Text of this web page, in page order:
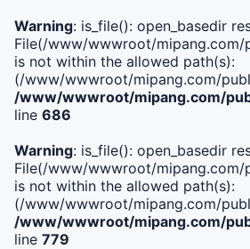
Warning: is_file(): open_basedir
File(/www/wwwroot/
is not within the allowed path(s):
(/www/wwwroot/mipang.com/
/www/wwwroot/mipang.com/
line 686
Warning: is_file(): open_basedir
File(/www/wwwroot/
is not within the allowed path(s):
(/www/wwwroot/mipang.com/
/www/wwwroot/mipang.com/
line 779